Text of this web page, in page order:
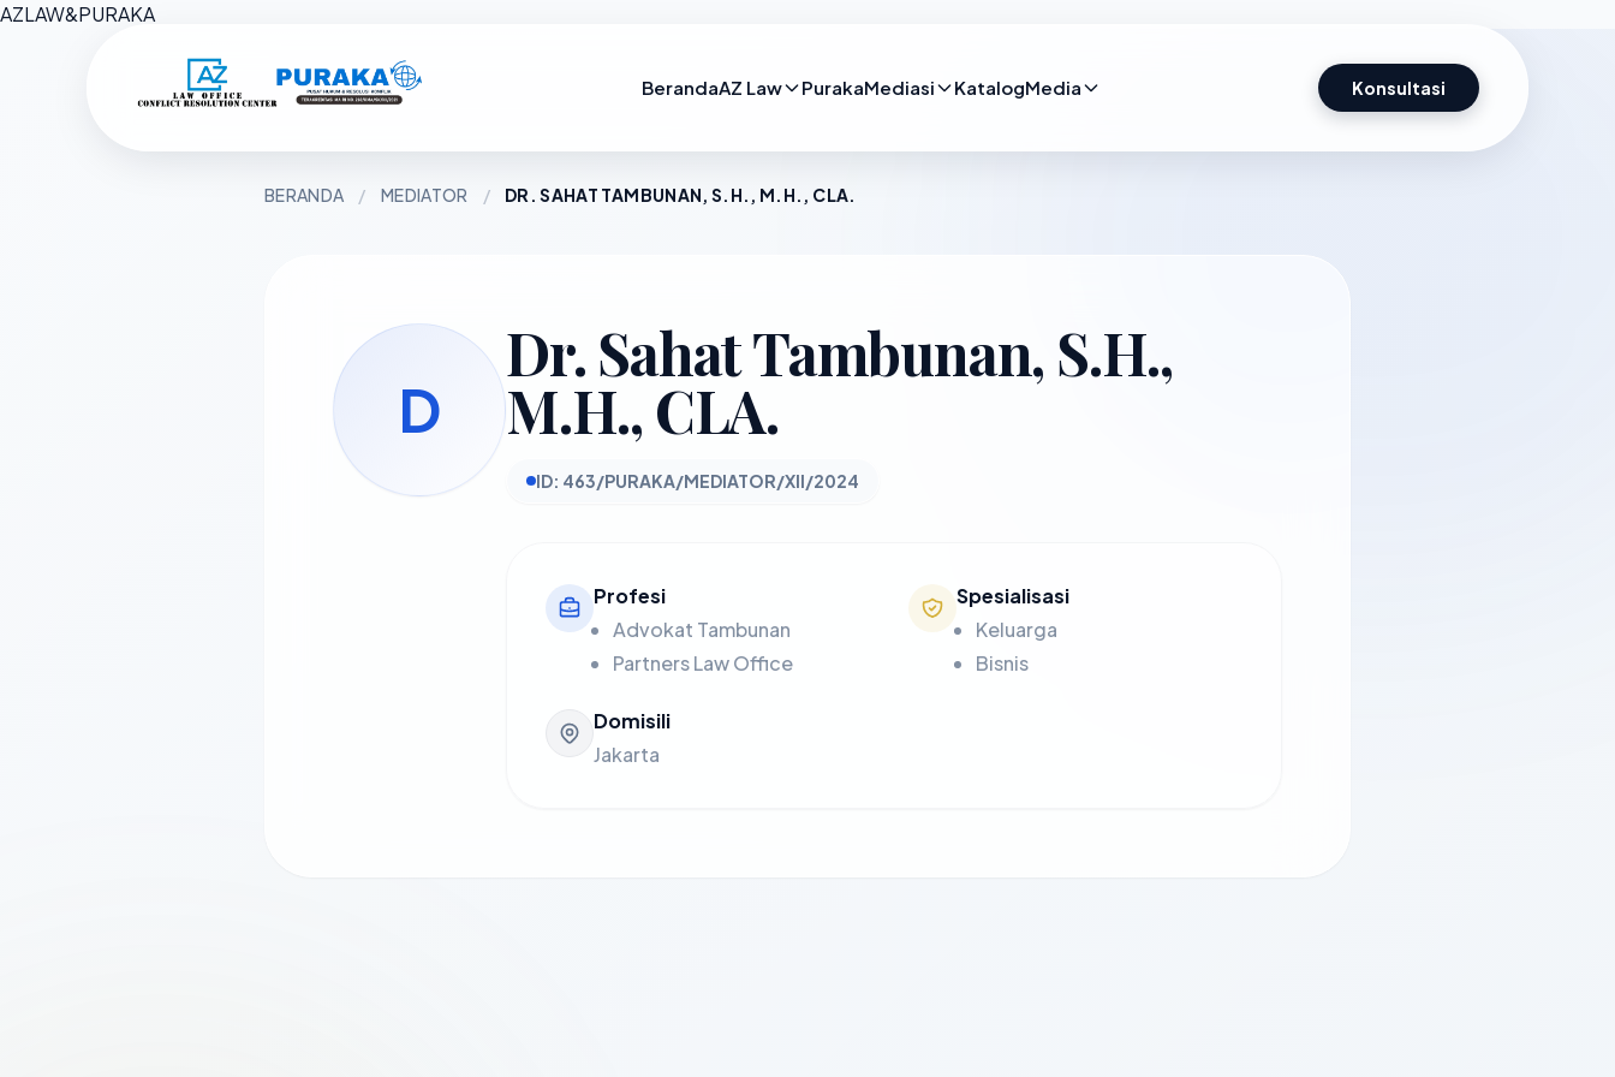
AZLAW&PURAKA
BerandaAZ Law PurakaMediasi KatalogMedia Konsultasi
BERANDA / MEDIATOR / DR. SAHAT TAMBUNAN, S.H., M.H., CLA.
D
Dr. Sahat Tambunan, S.H.,
M.H., CLA.
ID: 463/PURAKA/MEDIATOR/XII/2024
Profesi
Advokat Tambunan
Partners Law Office
Spesialisasi
Keluarga
Bisnis
Domisili
Jakarta